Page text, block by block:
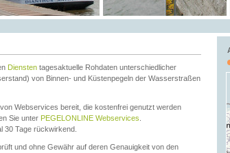
Diensten tagesaktuelle Rohdaten unterschiedlicher
von Binnen- und Küstenpegeln der Wasserstraßen
Webservices bereit, die kostenfrei genutzt werden
Sie unter PEGELONLINE Webservices
30 Tage rückwirkend.
und ohne Gewähr auf deren Genauigkeit von den